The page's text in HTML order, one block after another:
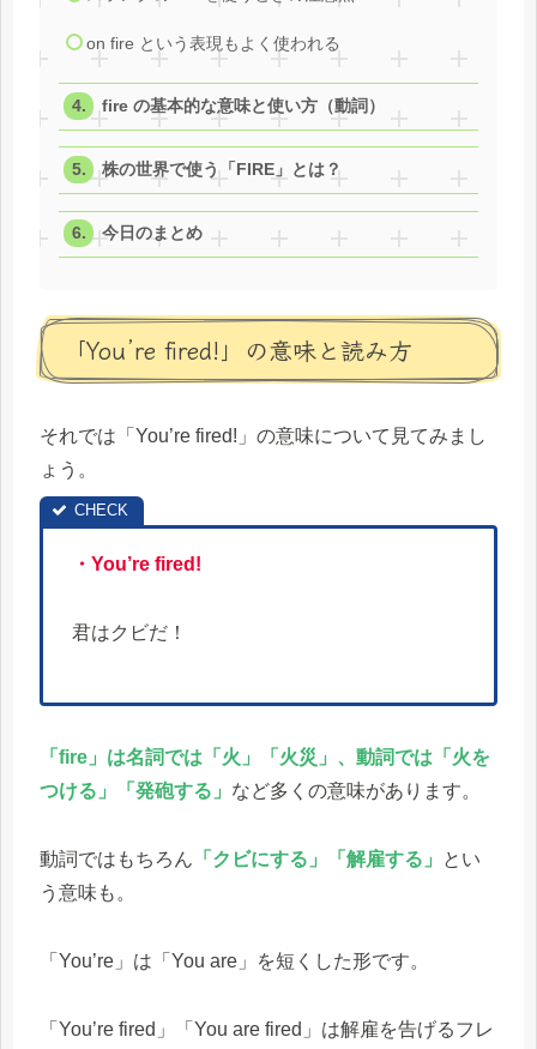
on fire という表現もよく使われる
fire の基本的な意味と使い方（動詞）
株の世界で使う「FIRE」とは？
今日のまとめ
「You’re fired!」の意味と読み方
それでは「You’re fired!」の意味について見てみまし
ょう。
・You’re fired!
君はクビだ！
「fire」は名詞では「火」「火災」、動詞では「火を
つける」「発砲する」 など多くの意味があります。
動詞ではもちろん 「クビにする」「解雇する」
とい
う意味も。
「You’re」は「You are」を短くした形です。
「You’re fired」「You are fired」は解雇を告げるフレ